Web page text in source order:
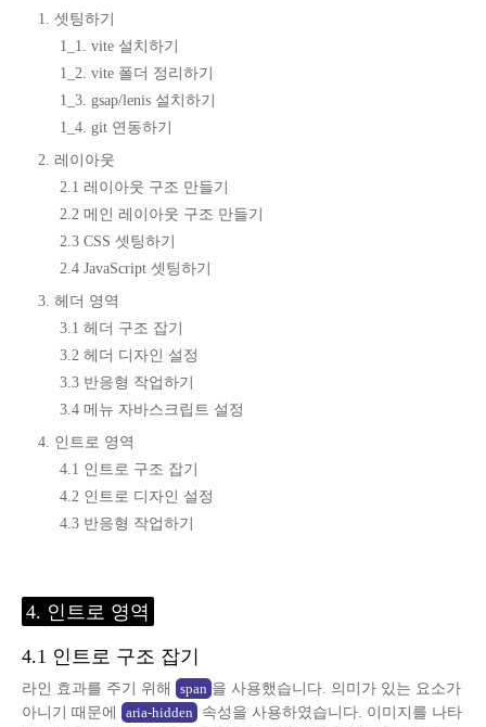
1. 셋팅하기
1_1. vite 설치하기
1_2. vite 폴더 정리하기
1_3. gsap/lenis 설치하기
1_4. git 연동하기
2. 레이아웃
2.1 레이아웃 구조 만들기
2.2 메인 레이아웃 구조 만들기
2.3 CSS 셋팅하기
2.4 JavaScript 셋팅하기
3. 헤더 영역
3.1 헤더 구조 잡기
3.2 헤더 디자인 설정
3.3 반응형 작업하기
3.4 메뉴 자바스크립트 설정
4. 인트로 영역
4.1 인트로 구조 잡기
4.2 인트로 디자인 설정
4.3 반응형 작업하기
4. 인트로 영역
4.1 인트로 구조 잡기
라인 효과를 주기 위해 span 을 사용했습니다. 의미가 있는 요소가
아니기 때문에
aria-hidden
속성을 사용하였습니다. 이미지를 나타